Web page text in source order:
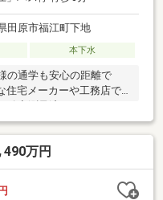
田原市福江町下地
本下水
の通学も安心の距離で
住宅メーカーや工務店で
万円